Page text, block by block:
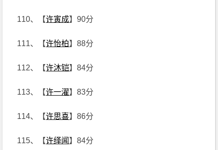
110、【许寅成】90分
111、【许怡柏】88分
112、【许沐铠】84分
113、【许一濯】83分
114、【许思喜】86分
115、【许绎闻 】84分